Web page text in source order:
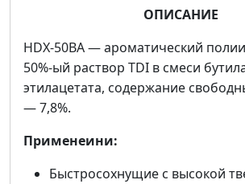
ОПИСАНИЕ
HDX-50BA — ароматический
50%-ый раствор TDI в смеси
этилацетата, содержание
— 7,8%.
Применеини:
Быстросохнущие с высокой